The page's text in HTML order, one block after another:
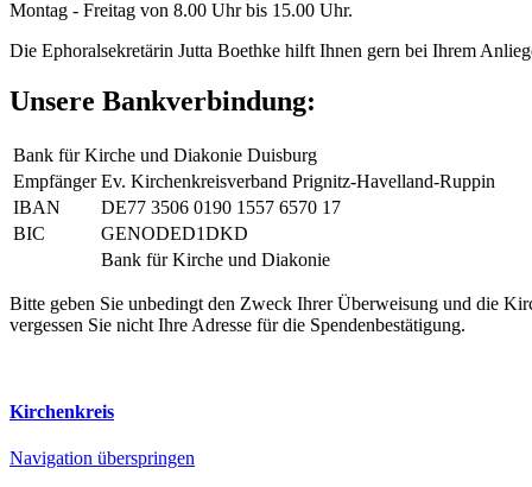
Montag - Freitag von 8.00 Uhr bis 15.00 Uhr.
Die Ephoralsekretärin Jutta Boethke hilft Ihnen gern bei Ihrem
Unsere Bankverbindung:
Bank für Kirche und Diakonie Duisburg
Empfänger Ev. Kirchenkreisverband Prignitz-Havelland-Ruppin
IBAN
DE77 3506 0190 1557 6570 17
BIC
GENODED1DKD
Bank für Kirche und Diakonie
Bitte geben Sie unbedingt den Zweck Ihrer Überweisung und die
vergessen Sie nicht Ihre Adresse für die Spendenbestätigung.
Kirchenkreis
Navigation überspringen